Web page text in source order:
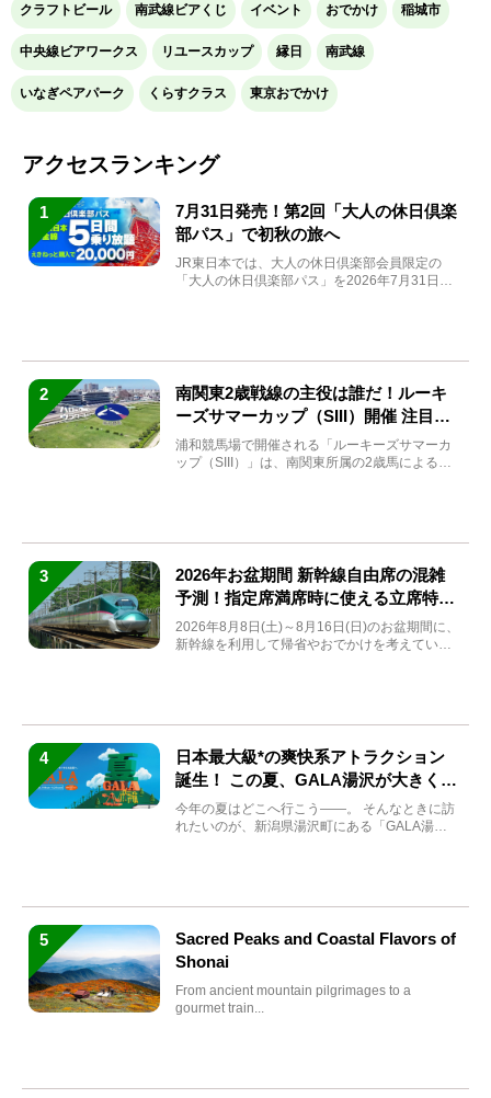
クラフトビール 南武線ビアくじ イベント おでかけ 稲城市
中央線ビアワークス リユースカップ 縁日 南武線
いなぎペアパーク くらすクラス 東京おでかけ
アクセスランキング
1
7月31日発売！第2回「大人の休日倶楽
部パス」で初秋の旅へ
JR東日本では、大人の休日倶楽部会員限定の
「大人の休日倶楽部パス」を2026年7月31日
2
南関東2歳戦線の主役は誰だ！ルーキ
ーズサマーカップ（SIII）開催 注目馬
と見どころをチェック
浦和競馬場で開催される「ルーキーズサマーカ
ップ（SIII）」は、南関東所属の2歳馬による注
3
2026年お盆期間 新幹線自由席の混雑
予測！指定席満席時に使える立席特急
券も解説
2026年8月8日(土)～8月16日(日)のお盆期間に、
新幹線を利用して帰省やおでかけを考えている
4
日本最大級*の爽快系アトラクション
誕生！ この夏、GALA湯沢が大きく生
まれ変わる
今年の夏はどこへ行こう――。 そんなときに訪
れたいのが、新潟県湯沢町にある「GALA湯
5
Sacred Peaks and Coastal Flavors of
Shonai
From ancient mountain pilgrimages to a
gourmet train...